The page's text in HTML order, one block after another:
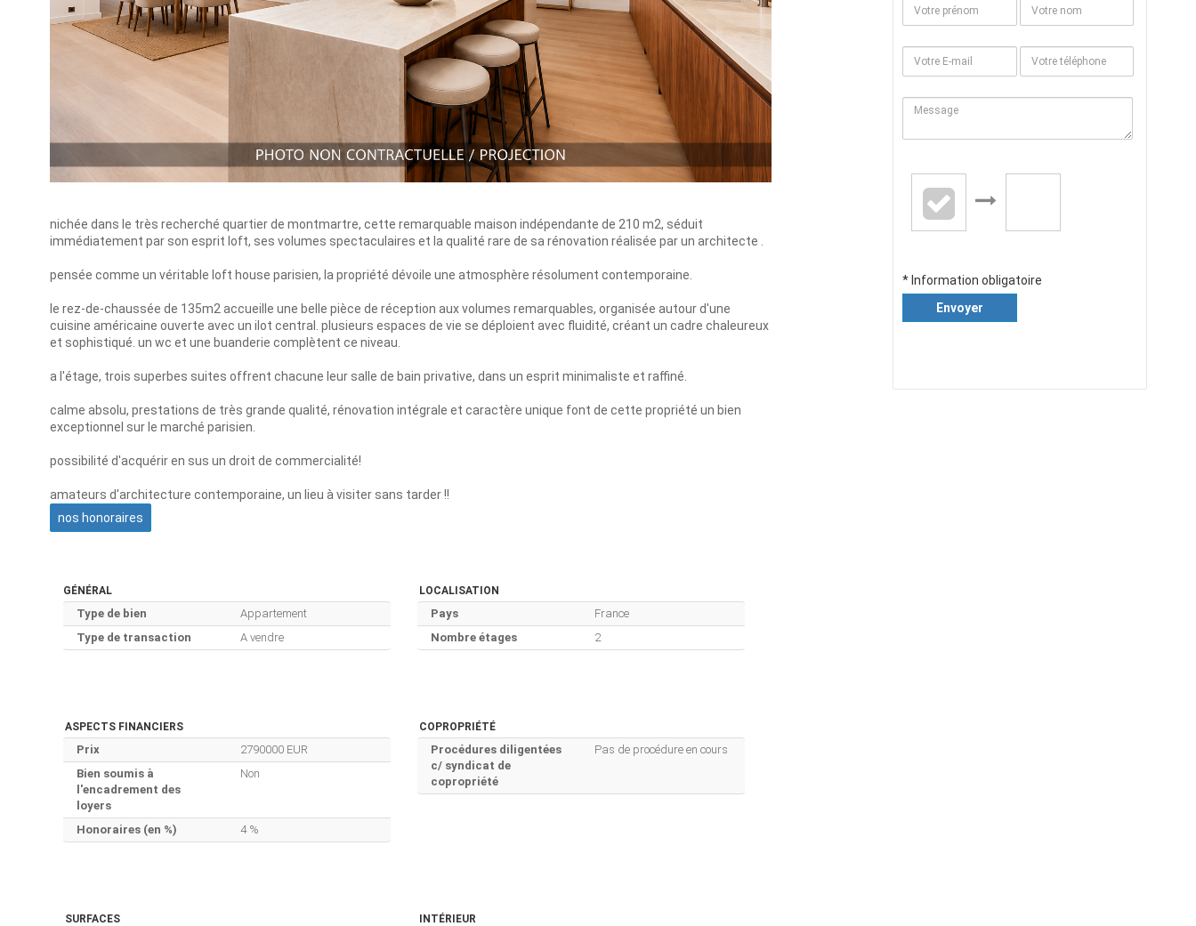
nichée dans le très recherché quartier de montmartre, cette remarquable maison indépendante de 210 m2, séduit
immédiatement par son esprit loft, ses volumes spectaculaires et la qualité rare de sa rénovation réalisée par un architecte .
pensée comme un véritable loft house parisien, la propriété dévoile une atmosphère résolument contemporaine.
le rez-de-chaussée de 135m2 accueille une belle pièce de réception aux volumes remarquables, organisée autour d'une
cuisine américaine ouverte avec un ilot central. plusieurs espaces de vie se déploient avec fluidité, créant un cadre chaleureux
et sophistiqué. un wc et une buanderie complètent ce niveau.
a l'étage, trois superbes suites offrent chacune leur salle de bain privative, dans un esprit minimaliste et raffiné.
calme absolu, prestations de très grande qualité, rénovation intégrale et caractère unique font de cette propriété un bien
exceptionnel sur le marché parisien.
possibilité d'acquérir en sus un droit de commercialité!
amateurs d'architecture contemporaine, un lieu à visiter sans tarder !!
nos honoraires
GÉNÉRAL
Type de bien
Appartement
Type de transaction
A vendre
LOCALISATION
Pays
France
Nombre étages
2
ASPECTS FINANCIERS
Prix
2790000 EUR
Bien soumis à
l'encadrement des
loyers
Non
Honoraires (en %) 4 %
COPROPRIÉTÉ
Procédures diligentées
c/ syndicat de
copropriété
Pas de procédure en cours
SURFACES INTÉRIEUR
* Information obligatoire
Envoyer